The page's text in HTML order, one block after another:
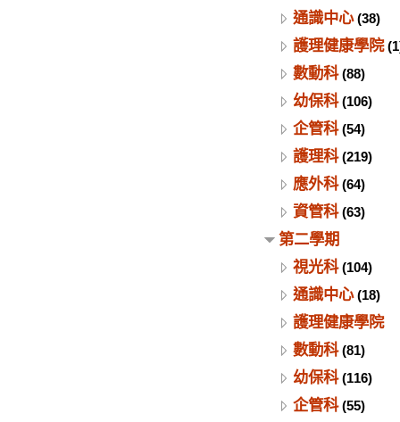
通識中心(38)
護理健康學院
數動科(88)
幼保科(106)
企管科(54)
護理科(219)
應外科(64)
資管科(63)
第二學期
視光科(104)
通識中心(18)
護理健康學院
數動科(81)
幼保科(116)
企管科(55)